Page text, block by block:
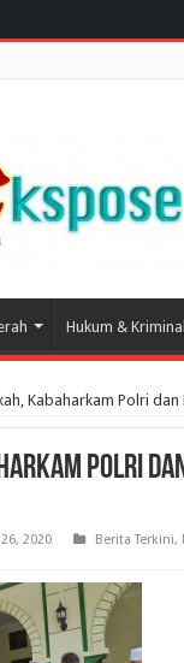
Hukum & Kriminal
Kabaharkam Polri
Polri
2020 Berita Terkini,